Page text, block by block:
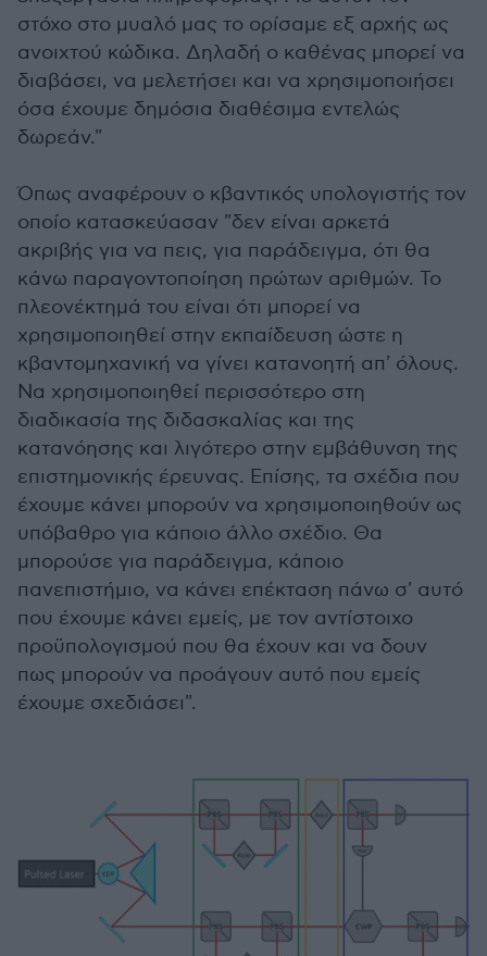
στόχο στο μυαλό μας το ορίσαμε εξ αρχής ως
ανοιχτού κώδικα. Δηλαδή ο καθένας μπορεί να
διαβάσει, να μελετήσει και να χρησιμοποιήσει
όσα έχουμε δημόσια διαθέσιμα εντελώς
δωρεάν."
Όπως αναφέρουν ο κβαντικός υπολογιστής τον
οποίο κατασκεύασαν "δεν είναι αρκετά
ακριβής για να πεις, για παράδειγμα, ότι θα
κάνω παραγοντοποίηση πρώτων αριθμών. Το
πλεονέκτημά του είναι ότι μπορεί να
χρησιμοποιηθεί στην εκπαίδευση ώστε η
κβαντομηχανική να γίνει κατανοητή απ' όλους.
Να χρησιμοποιηθεί περισσότερο στη
διαδικασία της διδασκαλίας και της
κατανόησης και λιγότερο στην εμβάθυνση της
επιστημονικής έρευνας. Επίσης, τα σχέδια που
έχουμε κάνει μπορούν να χρησιμοποιηθούν ως
υπόβαθρο για κάποιο άλλο σχέδιο. Θα
μπορούσε για παράδειγμα, κάποιο
πανεπιστήμιο, να κάνει επέκταση πάνω σ' αυτό
που έχουμε κάνει εμείς, με τον αντίστοιχο
προϋπολογισμού που θα έχουν και να δουν
πως μπορούν να προάγουν αυτό που εμείς
έχουμε σχεδιάσει".